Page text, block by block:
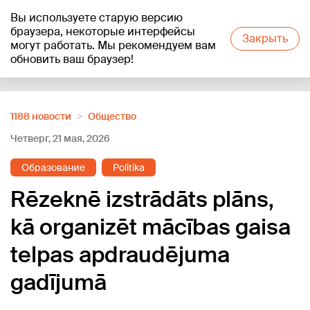
Вы используете старую версию
браузера, некоторые интерфейсы
могут работать. Мы рекомендуем вам
обновить ваш браузер!
Закрыть
+16°C
1188 новости
Oбщество
Четверг, 21 мая, 2026
Образование Politika
Rēzeknē izstrādāts plāns,
kā organizēt mācības gaisa
telpas apdraudējuma
gadījumā